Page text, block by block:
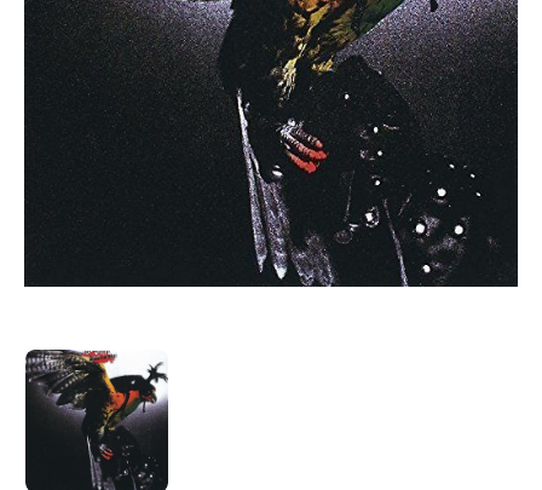
在
相
簿
中
開
啟
第
1
張